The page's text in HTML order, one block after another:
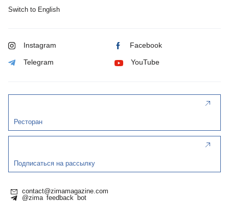
Switch to English
Instagram Facebook
Telegram YouTube
Ресторан
Подписаться на рассылку
contact@zimamagazine.com
@zima_feedback_bot